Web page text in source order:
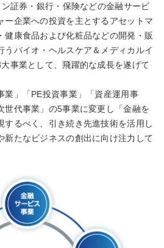
証券・銀行・保険などの金融サービ
ー企業への投資を主とするアセットマ
健康食品および化粧品などの開発・販
うバイオ・ヘルスケア＆メディカルイ
事業として、飛躍的な成長を遂げて
業」「PE投資事業」「資産運用事
世代事業」の5事業に変更し「金融を
するべく、引き続き先進技術を活用し
新たなビジネスの創出に向け注力して